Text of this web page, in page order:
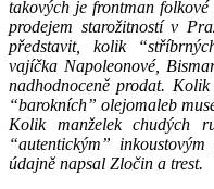
takových je frontman folkové
prodejem starožitností v
představit, kolik
vajíčka Napoleonové,
nadhodnoceně prodat.
“barokních” olejomaleb
Kolik manželek chudých
“autentickým”
údajně napsal Zločin a trest.